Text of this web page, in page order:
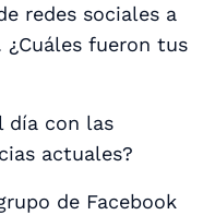
redes sociales a
fueron tus
día con las
actuales?
de Facebook